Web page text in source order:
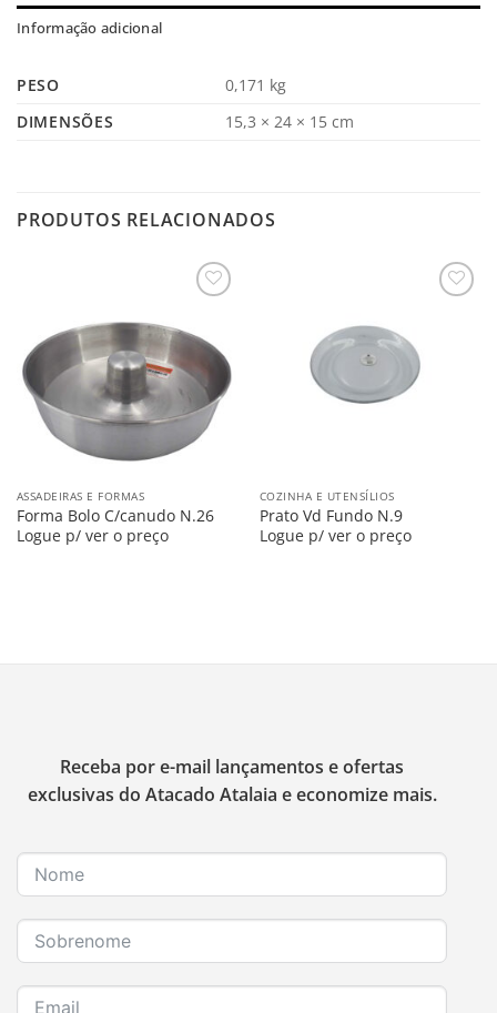
Informação adicional
PESO
0,171 kg
DIMENSÕES
15,3 × 24 × 15 cm
PRODUTOS RELACIONADOS
Lista
ASSADEIRAS E FORMAS
Forma Bolo C/canudo N.26
Logue p/ ver o preço
COZINHA E UTENSÍLIOS
Prato Vd Fundo N.9
Logue p/ ver o preço
Receba por e-mail lançamentos e ofertas
exclusivas do Atacado Atalaia e economize mais.